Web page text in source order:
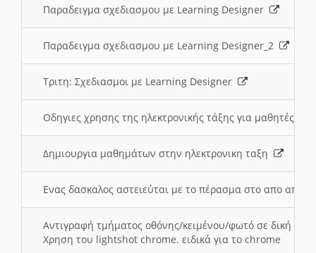
Παραδειγμα σχεδιασμου με Learning Designer
Παραδειγμα σχεδιασμου με Learning Designer_2
Τριτη: Σχεδιασμοι με Learning Designer
Οδηγιες χρησης της ηλεκτρονικής τάξης για μαθητές
Δημιουργια μαθημάτων στην ηλεκτρονικη ταξη
Ενας δασκαλος αστειεύται με το πέρασμα στο απο
Αντιγραφή τμήματος οθόνης/κειμένου/φωτό σε δική
Χρηση του lightshot chrome. ειδικά για το chrome